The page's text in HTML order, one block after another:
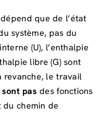
que de l’état
système, pas du
(U), l’enthalpie
libre (G) sont
revanche, le travail
sont pas des fonctions
chemin de